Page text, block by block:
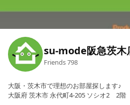
su-mode阪急茨木
Friends798
大阪・茨木市で理想のお部屋探します♪
大阪府 茨木市 永代町4-205 ソシオ2 2階